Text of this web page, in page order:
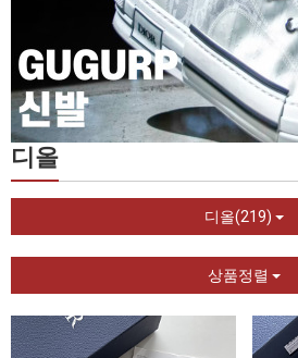
디올
디올(219)
상품정렬